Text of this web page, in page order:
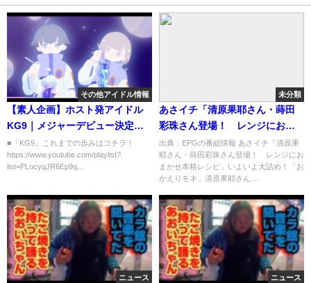
その他アイドル情報
【素人企画】ホスト発アイドル
KG9｜メジャーデビュー決定も
歌舞伎町の反応は…
■「KG9」これまでの歩みはコチラ！
https://www.youtube.com/playlist?
list=PLocyqJR6Ep9q...
未分類
あさイチ「清原果耶さん・蒔田
彩珠さん登場！ レンジにおま
かせ本格レシピ」[字]…の番組内
容解析まとめ
出典：EPGの番組情報 あさイチ「清原果
耶さん・蒔田彩珠さん登場！ レンジにお
まかせ本格レシピ」いよいよ大詰め！「お
かえりモネ」清原果耶さん...
ニュース ニュース